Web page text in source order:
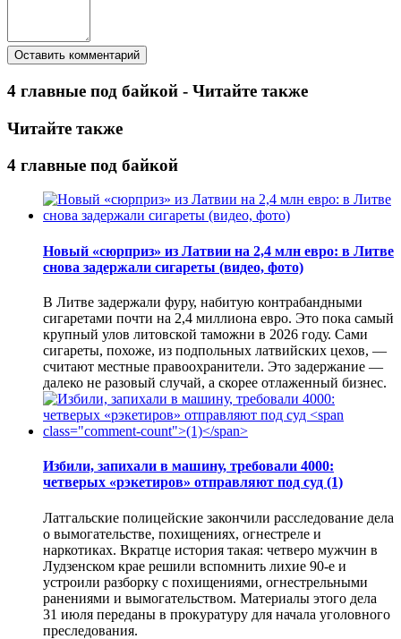
4 главные под байкой - Читайте также
Читайте также
4 главные под байкой
Новый «сюрприз» из Латвии на 2,4 млн евро: в Литве
снова задержали сигареты (видео, фото)
В Литве задержали фуру, набитую контрабандными
сигаретами почти на 2,4 миллиона евро. Это пока самый
крупный улов литовской таможни в 2026 году. Сами
сигареты, похоже, из подпольных латвийских цехов, —
считают местные правоохранители. Это задержание —
далеко не разовый случай, а скорее отлаженный бизнес.
Избили, запихали в машину, требовали 4000:
четверых «рэкетиров» отправляют под суд (1)
Латгальские полицейские закончили расследование дела
о вымогательстве, похищениях, огнестреле и
наркотиках. Вкратце история такая: четверо мужчин в
Лудзенском крае решили вспомнить лихие 90-е и
устроили разборку с похищениями, огнестрельными
ранениями и вымогательством. Материалы этого дела
31 июля переданы в прокуратуру для начала уголовного
преследования.